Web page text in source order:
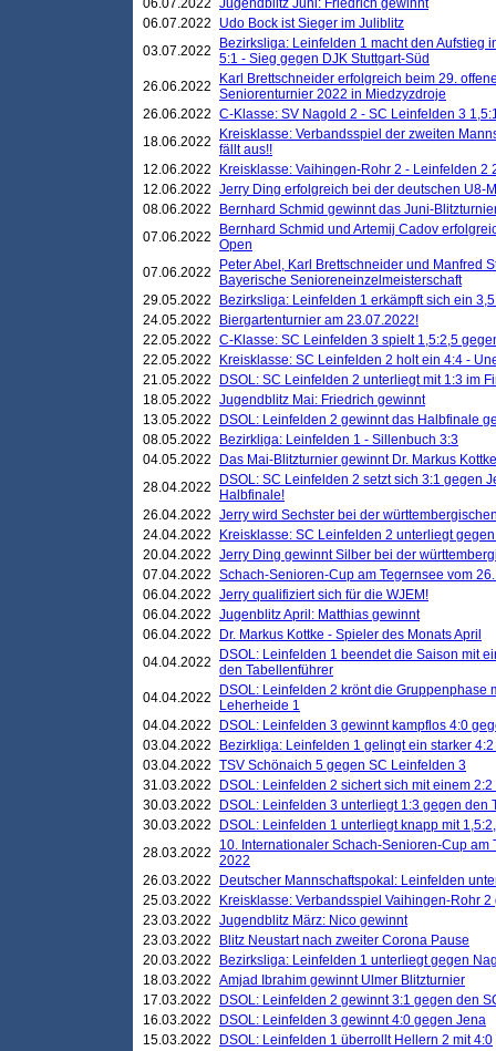
06.07.2022 Jugendblitz Juni: Friedrich gewinnt
06.07.2022
Udo Bock ist Sieger im Juliblitz
03.07.2022
Bezirksliga: Leinfelden 1 macht den Aufstieg
5:1 - Sieg gegen DJK Stuttgart-Süd
26.06.2022
Karl Brettschneider erfolgreich beim 29.
Seniorenturnier 2022 in Miedzyzdroje
26.06.2022 C-Klasse: SV Nagold 2 - SC Leinfelden 3
18.06.2022
Kreisklasse: Verbandsspiel der zweiten
fällt aus!!
12.06.2022
Kreisklasse: Vaihingen-Rohr 2 - Leinfelden 2
12.06.2022 Jerry Ding erfolgreich bei der deutschen U8-
08.06.2022
Bernhard Schmid gewinnt das Juni-
07.06.2022
Bernhard Schmid und Artemij Cadov
Open
07.06.2022
Peter Abel, Karl Brettschneider und Manfred
Bayerische Senioreneinzelmeisterschaft
29.05.2022
Bezirksliga: Leinfelden 1 erkämpft sich ein
24.05.2022
Biergartenturnier am 23.07.2022!
22.05.2022 C-Klasse: SC Leinfelden 3 spielt 1,5:2,5
22.05.2022
Kreisklasse: SC Leinfelden 2 holt ein 4:4 -
21.05.2022
DSOL: SC Leinfelden 2 unterliegt mit 1:3 im
18.05.2022 Jugendblitz Mai: Friedrich gewinnt
13.05.2022
DSOL: Leinfelden 2 gewinnt das Halbfinale
08.05.2022
Bezirkliga: Leinfelden 1 - Sillenbuch 3:3
04.05.2022
Das Mai-Blitzturnier gewinnt Dr. Markus
28.04.2022
DSOL: SC Leinfelden 2 setzt sich 3:1 gegen
Halbfinale!
26.04.2022 Jerry wird Sechster bei der
24.04.2022
Kreisklasse: SC Leinfelden 2 unterliegt
20.04.2022 Jerry Ding gewinnt Silber bei der
07.04.2022 Schach-Senioren-Cup am Tegernsee vom
06.04.2022 Jerry qualifiziert sich für die WJEM!
06.04.2022 Jugenblitz April: Matthias gewinnt
06.04.2022
Dr. Markus Kottke - Spieler des Monats April
04.04.2022
DSOL: Leinfelden 1 beendet die Saison mit
den Tabellenführer
04.04.2022
DSOL: Leinfelden 2 krönt die Gruppenphase
Leherheide 1
04.04.2022
DSOL: Leinfelden 3 gewinnt kampflos 4:0
03.04.2022
Bezirkliga: Leinfelden 1 gelingt ein starker
03.04.2022 TSV Schönaich 5 gegen SC Leinfelden 3
31.03.2022
DSOL: Leinfelden 2 sichert sich mit einem
30.03.2022
DSOL: Leinfelden 3 unterliegt 1:3 gegen den
30.03.2022
DSOL: Leinfelden 1 unterliegt knapp mit
28.03.2022
10. Internationaler Schach-Senioren-Cup am
2022
26.03.2022
Deutscher Mannschaftspokal: Leinfelden
25.03.2022
Kreisklasse: Verbandsspiel Vaihingen-Rohr
23.03.2022 Jugendblitz März: Nico gewinnt
23.03.2022
Blitz Neustart nach zweiter Corona Pause
20.03.2022
Bezirksliga: Leinfelden 1 unterliegt gegen
18.03.2022 Amjad Ibrahim gewinnt Ulmer Blitzturnier
17.03.2022
DSOL: Leinfelden 2 gewinnt 3:1 gegen den
16.03.2022
DSOL: Leinfelden 3 gewinnt 4:0 gegen Jena
15.03.2022
DSOL: Leinfelden 1 überrollt Hellern 2 mit 4:0